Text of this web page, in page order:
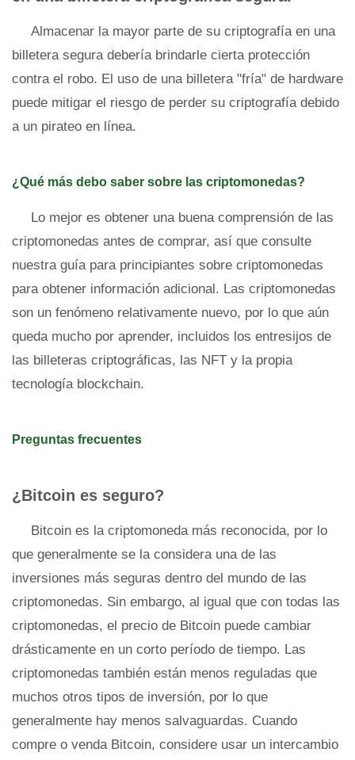
Almacenar la mayor parte de su criptografía en una
billetera segura debería brindarle cierta protección
contra el robo. El uso de una billetera "fría" de hardware
puede mitigar el riesgo de perder su criptografía debido
a un pirateo en línea.
¿Qué más debo saber sobre las criptomonedas?
Lo mejor es obtener una buena comprensión de las
criptomonedas antes de comprar, así que consulte
nuestra guía para principiantes sobre criptomonedas
para obtener información adicional. Las criptomonedas
son un fenómeno relativamente nuevo, por lo que aún
queda mucho por aprender, incluidos los entresijos de
las billeteras criptográficas, las NFT y la propia
tecnología blockchain.
Preguntas frecuentes
¿Bitcoin es seguro?
Bitcoin es la criptomoneda más reconocida, por lo
que generalmente se la considera una de las
inversiones más seguras dentro del mundo de las
criptomonedas. Sin embargo, al igual que con todas las
criptomonedas, el precio de Bitcoin puede cambiar
drásticamente en un corto período de tiempo. Las
criptomonedas también están menos reguladas que
muchos otros tipos de inversión, por lo que
generalmente hay menos salvaguardas. Cuando
compre o venda Bitcoin, considere usar un intercambio